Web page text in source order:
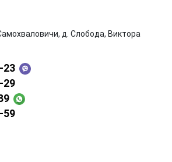
д. Слобода, Виктора
23
29
59